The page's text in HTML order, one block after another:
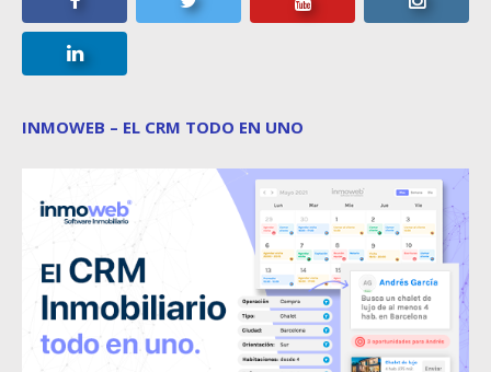
INMOWEB – EL CRM TODO EN UNO